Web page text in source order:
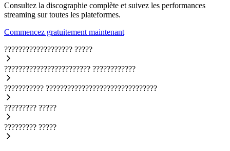
Consultez la discographie complète et suivez les performances
streaming sur toutes les plateformes.
Commencez gratuitement maintenant
??????????????????? ?????
???????????????????????? ????????????
??????????? ???????????????????????????????
????????? ?????
????????? ?????